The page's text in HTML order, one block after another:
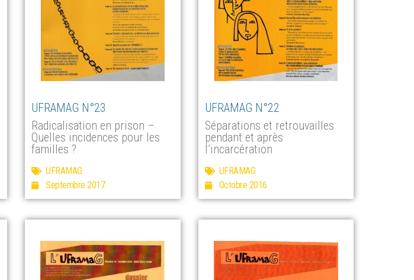
UFRAMAG N°23
Radicalisation en prison –
Quelles incidences pour les
familles ?
UFRAMAG
Septembre 2017
UFRAMAG N°22
Séparations et retrouvailles
pendant et après
l’incarcération
UFRAMAG
Octobre 2016